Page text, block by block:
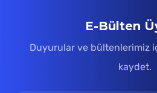
E-Bülten
Duyurular ve bültenlerimiz
kaydet.